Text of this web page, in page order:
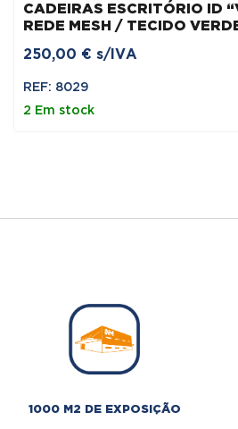
CADEIRAS ESCRITÓRIO ID
REDE MESH / TECIDO
250,00 € s/IVA
REF: 8029
2 Em stock
1000 M2 DE EXPOSIÇÃO